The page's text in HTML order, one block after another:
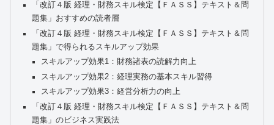
「改訂４版 経理・財務スキル検定【ＦＡＳＳ】テキスト＆問
題集」おすすめの読者層
「改訂４版 経理・財務スキル検定【ＦＡＳＳ】テキスト＆問
題集」で得られるスキルアップ効果
スキルアップ効果1：財務諸表の読解力向上
スキルアップ効果2：経理実務の基本スキル習得
スキルアップ効果3：経営分析力の向上
「改訂４版 経理・財務スキル検定【ＦＡＳＳ】テキスト＆問
題集」のビジネス実践法